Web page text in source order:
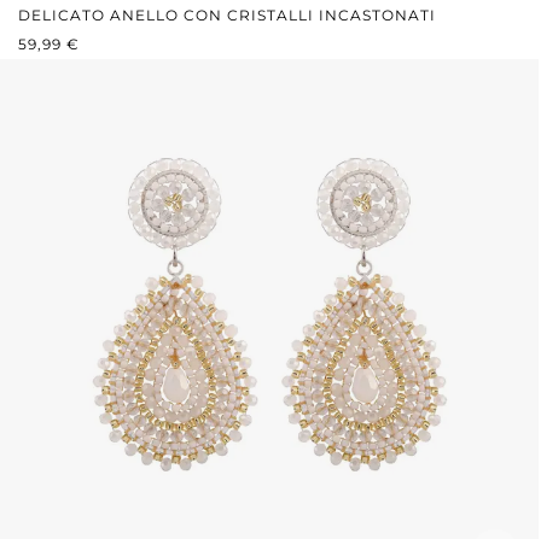
DELICATO ANELLO CON CRISTALLI INCASTONATI
PREZZO NORMALE:
59,99 €